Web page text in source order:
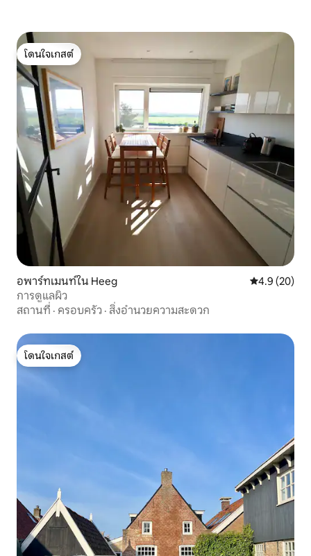
โดนใจเกสต์
โดนใจเกสต์
อพาร์ทเมนท์ใน Heeg คะแนนเฉลี่ย
4.9 (20)
การดูแลผิว
สถานที่ · ครอบครัว · สิ่งอำนวยความสะดวก
โดนใจเกสต์
โดนใจเกสต์